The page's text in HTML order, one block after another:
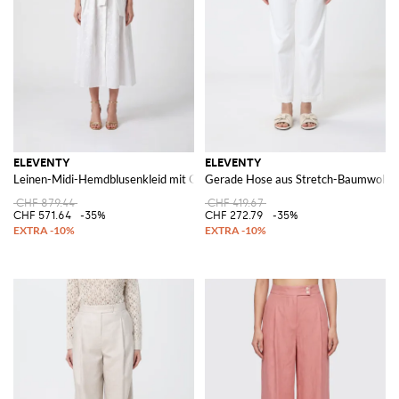
ELEVENTY
Leinen-Midi-Hemdblusenkleid mit Gürtel und Stehkragen
CHF 879.44
CHF 571.64
-35%
ELEVENTY
Gerade Hose aus Stretch-Baumwolle
CHF 419.67
CHF 272.79
-35%